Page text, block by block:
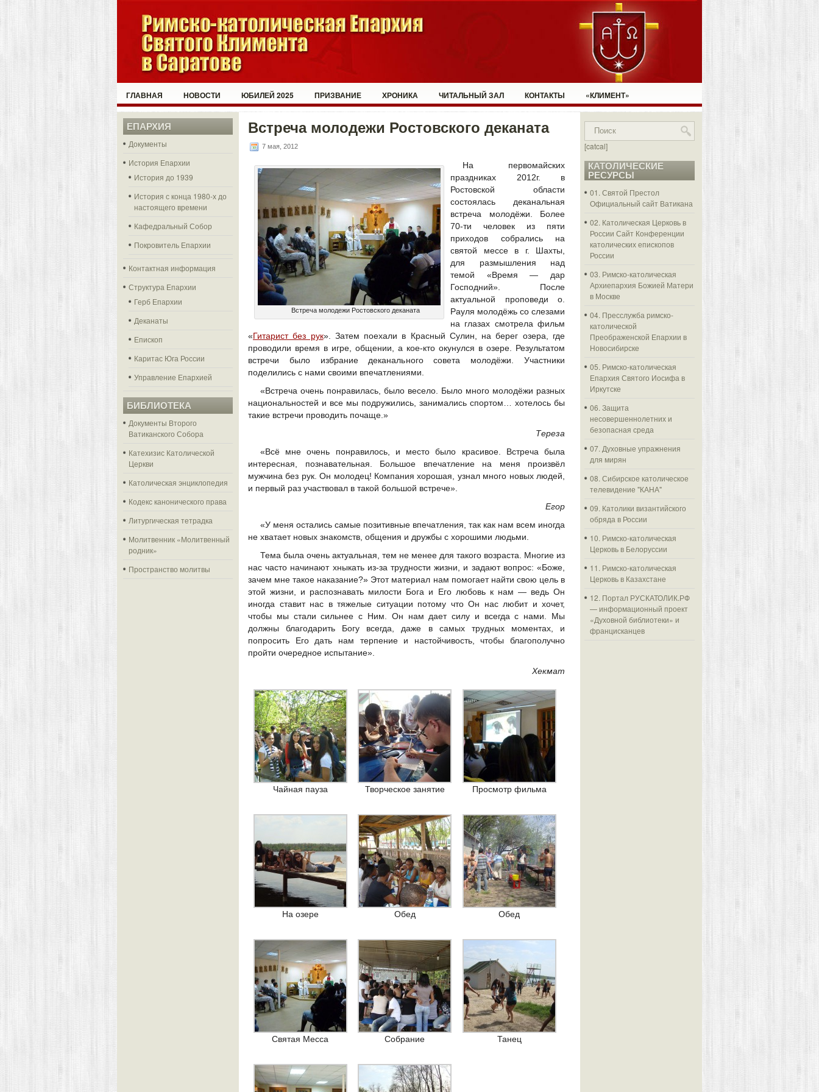
ГЛАВНАЯ НОВОСТИ ЮБИЛЕЙ 2025 ПРИЗВАНИЕ ХРОНИКА ЧИТАЛЬНЫЙ ЗАЛ КОНТАКТЫ «КЛИМЕНТ»
ЕПАРХИЯ
Документы
История Епархии
История до 1939
История с конца 1980-х до
настоящего времени
Кафедральный Собор
Покровитель Епархии
Контактная информация
Структура Епархии
Герб Епархии
Деканаты
Епископ
Каритас Юга России
Управление Епархией
БИБЛИОТЕКА
Документы Второго
Ватиканского Собора
Катехизис Католической
Церкви
Католическая энциклопедия
Кодекс канонического права
Литургическая тетрадка
Молитвенник «Молитвенный
родник»
Пространство молитвы
Встреча молодежи Ростовского деканата
7 мая, 2012
Встреча молодежи Ростовского деканата
На первомайских
праздниках 2012г. в
Ростовской области
состоялась деканальная
встреча молодёжи. Более
70-ти человек из пяти
приходов собрались на
святой мессе в г. Шахты,
для размышления над
темой «Время — дар
Господний». После
актуальной проповеди о.
Рауля молодёжь со слезами
на глазах смотрела фильм
«Гитарист без рук». Затем поехали в Красный Сулин, на берег озера, где
проводили время в игре, общении, а кое-кто окунулся в озере. Результатом
встречи было избрание деканального совета молодёжи. Участники
поделились с нами своими впечатлениями.
«Встреча очень понравилась, было весело. Было много молодёжи разных
национальностей и все мы подружились, занимались спортом… хотелось бы
такие встречи проводить почаще.»
Тереза
«Всё мне очень понравилось, и место было красивое. Встреча была
интересная, познавательная. Большое впечатление на меня произвёл
мужчина без рук. Он молодец! Компания хорошая, узнал много новых людей,
и первый раз участвовал в такой большой встрече».
Егор
«У меня остались самые позитивные впечатления, так как нам всем иногда
не хватает новых знакомств, общения и дружбы с хорошими людьми.
Тема была очень актуальная, тем не менее для такого возраста. Многие из
нас часто начинают хныкать из-за трудности жизни, и задают вопрос: «Боже,
зачем мне такое наказание?» Этот материал нам помогает найти свою цель в
этой жизни, и распознавать милости Бога и Его любовь к нам — ведь Он
иногда ставит нас в тяжелые ситуации потому что Он нас любит и хочет,
чтобы мы стали сильнее с Ним. Он нам дает силу и всегда с нами. Мы
должны благодарить Богу всегда, даже в самых трудных моментах, и
попросить Его дать нам терпение и настойчивость, чтобы благополучно
пройти очередное испытание».
Хекмат
Чайная пауза Творческое занятие Просмотр фильма
На озере Обед Обед
Святая Месса Собрание Танец
[catcal]
КАТОЛИЧЕСКИЕ
РЕСУРСЫ
01. Святой Престол
Официальный сайт Ватикана
02. Католическая Церковь в
России Сайт Конференции
католических епископов
России
03. Римско-католическая
Архиепархия Божией Матери
в Москве
04. Пресслужба римско-
католической
Преображенской Епархии в
Новосибирске
05. Римско-католическая
Епархия Святого Иосифа в
Иркутске
06. Защита
несовершеннолетних и
безопасная среда
07. Духовные упражнения
для мирян
08. Сибирское католическое
телевидение "КАНА"
09. Католики византийского
обряда в России
10. Римско-католическая
Церковь в Белоруссии
11. Римско-католическая
Церковь в Казахстане
12. Портал РУСКАТОЛИК.РФ
— информационный проект
«Духовной библиотеки» и
францисканцев